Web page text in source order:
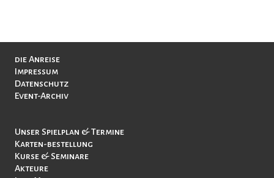
Navigation
überspringen
die Anreise
Impressum
Datenschutz
Event-Archiv
Navigation
überspringen
Unser Spielplan & Termine
Karten-bestellung
Kurse & Seminare
Akteure